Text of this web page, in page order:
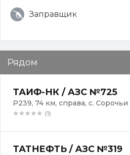
Заправщик
Рядом
ТАИФ-НК / АЗС №725
Р239, 74 км, справа, с. Сорочьи
(1)
ТАТНЕФТЬ / АЗС №319